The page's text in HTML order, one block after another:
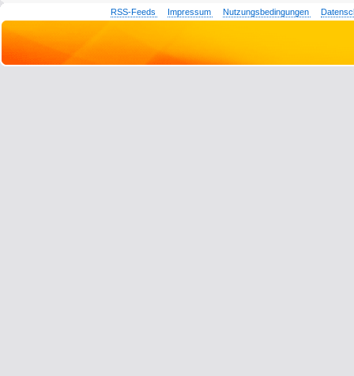
RSS-Feeds Impressum Nutzungsbedingungen